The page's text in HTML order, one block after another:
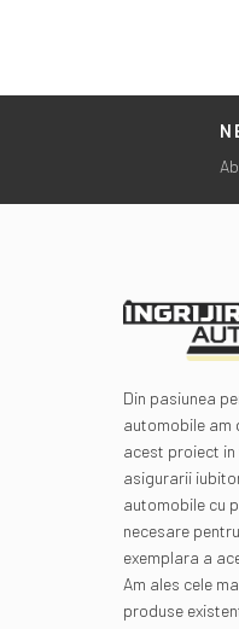
Din pasiunea
automobile am
acest proiect in
asigurarii
automobile cu
necesare
exemplara a
Am ales cele
produse